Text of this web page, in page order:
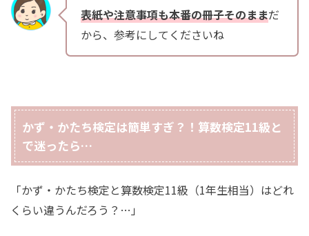
表紙や注意事項も本番の冊子そのままだ
から、参考にしてくださいね
かず・かたち検定は簡単すぎ？！算数検定11級と
で迷ったら…
「かず・かたち検定と算数検定11級（1年生相当）はどれ
くらい違うんだろう？…」